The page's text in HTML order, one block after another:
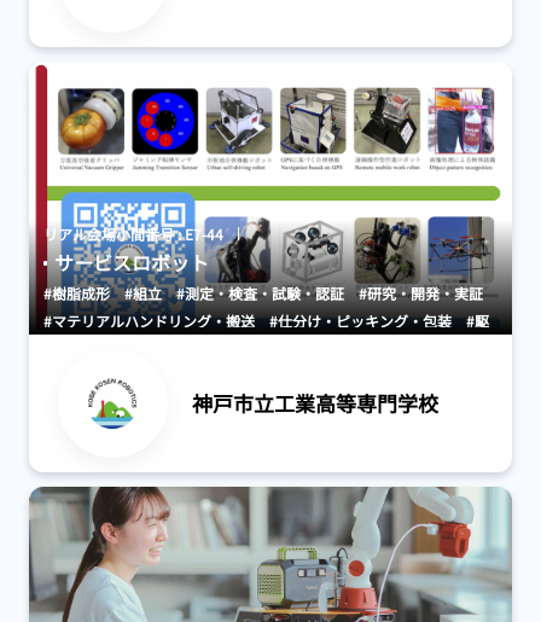
リアル会場小間番号 : E7-44
サービスロボット
#樹脂成形 #組立 #測定・検査・試験・認証
#研究・開発・実証
#マテリアルハンドリング・搬送
#仕分け・ピッキング・包装
#駆
#保守・メンテナンス
#ビジョンシステム #生活・暮らし
#インフラ・災害対応・建
#農林水産業・スマート農業・食品産業
品
#その他
神戸市立工業高等専門学校